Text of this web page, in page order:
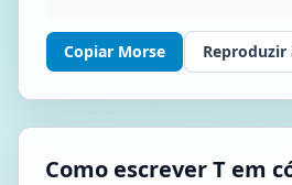
Copiar Morse Reproduzir
Como escrever T em